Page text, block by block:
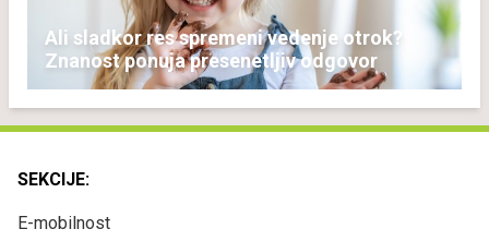
Ali sladkor res spremeni vedenje otrok?
Znanost ponuja presenetljiv odgovor
SEKCIJE:
E-mobilnost